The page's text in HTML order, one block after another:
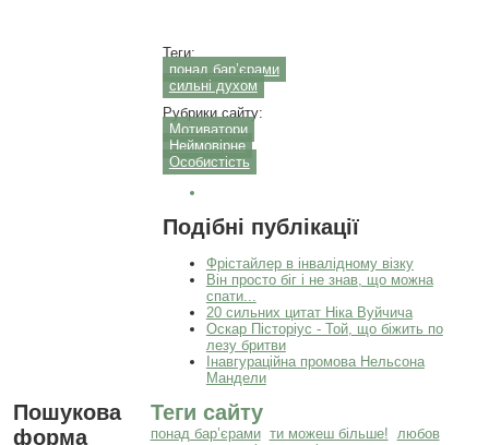
Теги:
понад бар’єрами
сильні духом
Рубрики сайту:
Мотиватори
Неймовірне
Особистість
Подібні публікації
Фрістайлер в інвалідному візку
Він просто біг і не знав, що можна
спати...
20 сильних цитат Ніка Вуйчича
Оскар Пісторіус - Той, що біжить по
лезу бритви
Інавгураційна промова Нельсона
Мандели
Пошукова
форма
Теги сайту
понад бар’єрами ти можеш більше!
любов